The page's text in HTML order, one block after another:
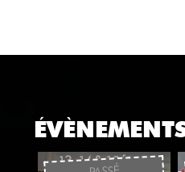
13, 14 & 15 février